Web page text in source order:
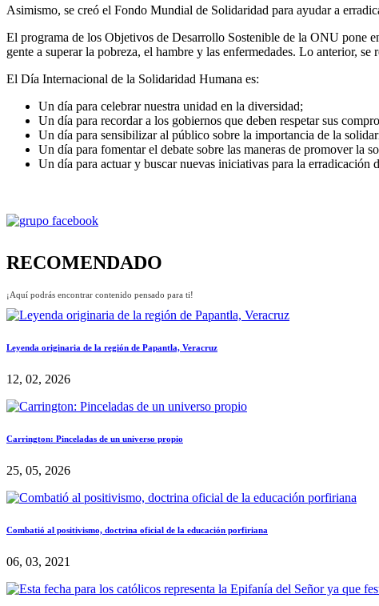
Asimismo, se creó el Fondo Mundial de Solidaridad para ayudar a
El programa de los Objetivos de Desarrollo Sostenible de la ONU pone
gente a superar la pobreza, el hambre y las enfermedades. Lo anterior,
El Día Internacional de la Solidaridad Humana es:
Un día para celebrar nuestra unidad en la diversidad;
Un día para recordar a los gobiernos que deben respetar sus
Un día para sensibilizar al público sobre la importancia de la
Un día para fomentar el debate sobre las maneras de promover la
Un día para actuar y buscar nuevas iniciativas para la erradicación
RECOMENDADO
¡Aquí podrás encontrar contenido pensado para ti!
Leyenda originaria de la región de Papantla, Veracruz
12, 02, 2026
Carrington: Pinceladas de un universo propio
25, 05, 2026
Combatió al positivismo, doctrina oficial de la educación porfiriana
06, 03, 2021